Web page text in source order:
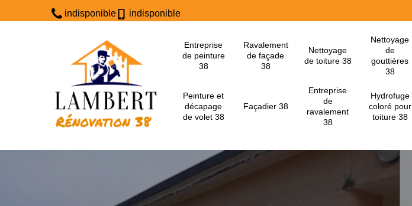
indisponible indisponible
Entreprise
de peinture
38
Ravalement
de façade
38
Nettoyage
de toiture 38
Nettoyage
de
gouttières
38
Peinture et
décapage
de volet 38
Façadier 38
Entreprise
de
ravalement
38
Hydrofuge
coloré pour
toiture 38